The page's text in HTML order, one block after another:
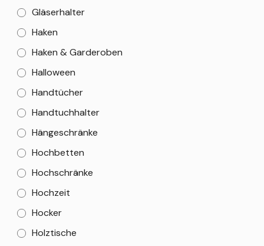
Gläserhalter
Haken
Haken & Garderoben
Halloween
Handtücher
Handtuchhalter
Hängeschränke
Hochbetten
Hochschränke
Hochzeit
Hocker
Holztische